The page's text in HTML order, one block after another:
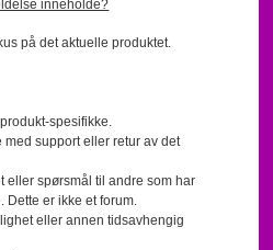
inneholde?
på det aktuelle produktet.
spesifikke.
support eller retur av det
eller spørsmål til andre som har
er ikke et forum.
eller annen tidsavhengig